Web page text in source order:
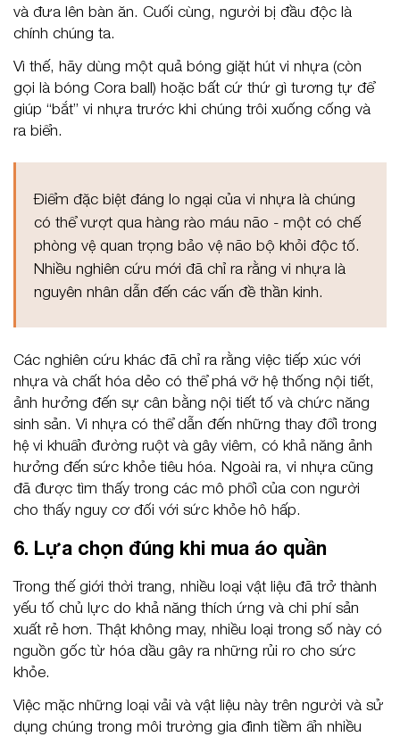
và đưa lên bàn ăn. Cuối cùng, người bị đầu độc là
chính chúng ta.
Vì thế, hãy dùng một quả bóng giặt hút vi nhựa (còn
gọi là bóng Cora ball) hoặc bất cứ thứ gì tương tự để
giúp “bắt” vi nhựa trước khi chúng trôi xuống cống và
ra biển.
Điểm đặc biệt đáng lo ngại của vi nhựa là chúng
có thể vượt qua hàng rào máu não - một có chế
phòng vệ quan trọng bảo vệ não bộ khỏi độc tố.
Nhiều nghiên cứu mới đã chỉ ra rằng vi nhựa là
nguyên nhân dẫn đến các vấn đề thần kinh.
Các nghiên cứu khác đã chỉ ra rằng việc tiếp xúc với
nhựa và chất hóa dẻo có thể phá vỡ hệ thống nội tiết,
ảnh hưởng đến sự cân bằng nội tiết tố và chức năng
sinh sản. Vi nhựa có thể dẫn đến những thay đổi trong
hệ vi khuẩn đường ruột và gây viêm, có khả năng ảnh
hưởng đến sức khỏe tiêu hóa. Ngoài ra, vi nhựa cũng
đã được tìm thấy trong các mô phổi của con người
cho thấy nguy cơ đối với sức khỏe hô hấp.
6. Lựa chọn đúng khi mua áo quần
Trong thế giới thời trang, nhiều loại vật liệu đã trở thành
yếu tố chủ lực do khả năng thích ứng và chi phí sản
xuất rẻ hơn. Thật không may, nhiều loại trong số này có
nguồn gốc từ hóa dầu gây ra những rủi ro cho sức
khỏe.
Việc mặc những loại vải và vật liệu này trên người và sử
dụng chúng trong môi trường gia đình tiềm ẩn nhiều